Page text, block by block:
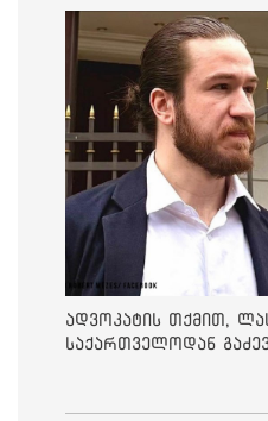
ადვოკატის თქმით,
საქართველოდან